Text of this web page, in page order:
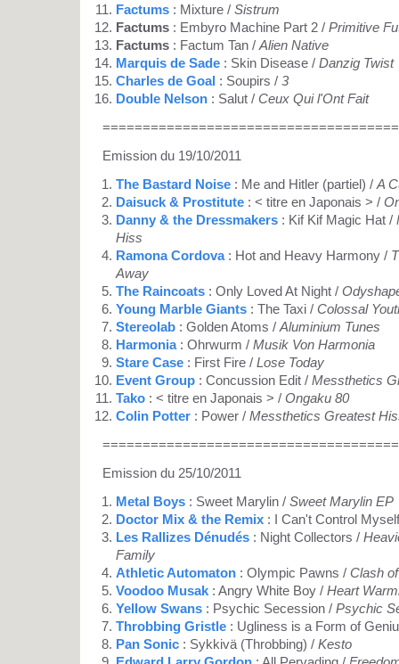
Factums : Mixture / Sistrum
Factums : Embyro Machine Part 2 / Primitive
Factums : Factum Tan / Alien Native
Marquis de Sade : Skin Disease / Danzig Twist
Charles de Goal : Soupirs / 3
Double Nelson : Salut / Ceux Qui l'Ont Fait
Emission du 19/10/2011
The Bastard Noise : Me and Hitler (partiel) / A
Daisuck & Prostitute : < titre en Japonais > /
Danny & the Dressmakers : Kif Kif Magic Hat /
Hiss
Ramona Cordova: Hot and Heavy Harmony /
Away
The Raincoats : Only Loved At Night /
Young Marble Giants : The Taxi / Colossal
Stereolab : Golden Atoms / Aluminium Tunes
Harmonia: Ohrwurm / Musik Von Harmonia
Stare Case : First Fire / Lose Today
Event Group : Concussion Edit / Messthetics
Tako : < titre en Japonais > / Ongaku 80
Colin Potter : Power / Messthetics Greatest
Emission du 25/10/2011
Metal Boys : Sweet Marylin / Sweet Marylin EP
Doctor Mix & the Remix : I Can't Control
Les Rallizes Dénudés : Night Collectors /
Family
Athletic Automaton : Olympic Pawns / Clash
Voodoo Musak : Angry White Boy / Heart
Yellow Swans : Psychic Secession / Psychic
Throbbing Gristle : Ugliness is a Form of
Pan Sonic : Sykkivä (Throbbing) / Kesto